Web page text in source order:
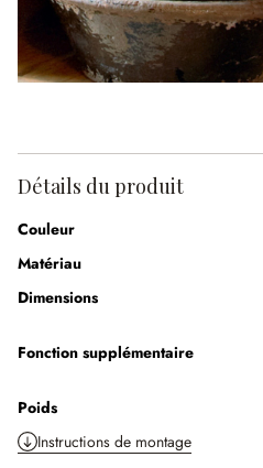
Détails du produit
Couleur
Matériau
Dimensions
Fonction supplémentaire
Poids
Instructions de montage